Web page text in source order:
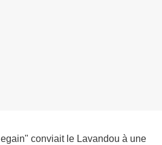
conviait le Lavandou à une